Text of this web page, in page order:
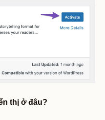
thị ở đâu?